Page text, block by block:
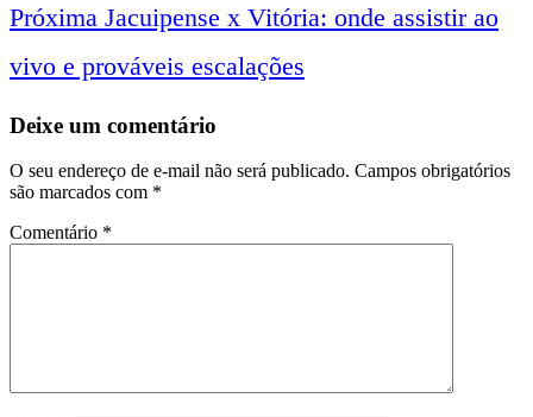
notícias
Próxima Jacuipense x Vitória: onde assistir ao
vivo e prováveis escalações
Deixe um comentário
O seu endereço de e-mail não será publicado. Campos obrigatórios
são marcados com *
Comentário *